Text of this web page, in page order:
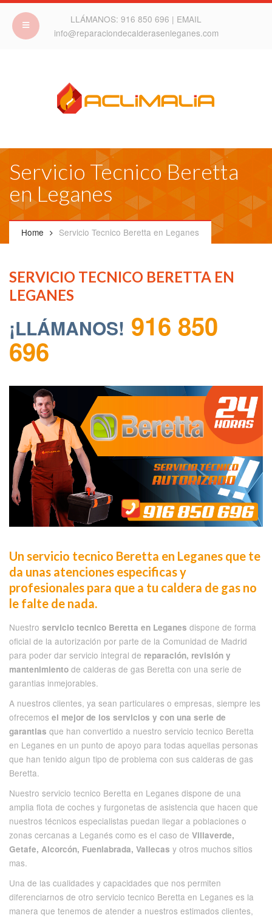
LLÁMANOS: 916 850 696 | EMAIL
info@reparaciondecalderasenleganes.com
Servicio Tecnico Beretta
en Leganes
Home Servicio Tecnico Beretta en Leganes
SERVICIO TECNICO BERETTA EN
LEGANES
¡LLÁMANOS! 916 850
696
Un servicio tecnico Beretta en Leganes que te
da unas atenciones especificas y
profesionales para que a tu caldera de gas no
le falte de nada.
Nuestro servicio tecnico Beretta en Leganes dispone de forma
oficial de la autorización por parte de la Comunidad de Madrid
para poder dar servicio integral de reparación, revisión y
mantenimiento de calderas de gas Beretta con una serie de
garantias inmejorables.
A nuestros clientes, ya sean particulares o empresas, siempre les
ofrecemos el mejor de los servicios y con una serie de
garantias que han convertido a nuestro servicio tecnico Beretta
en Leganes en un punto de apoyo para todas aquellas personas
que han tenido algun tipo de problema con sus calderas de gas
Beretta.
Nuestro servicio tecnico Beretta en Leganes dispone de una
amplia flota de coches y furgonetas de asistencia que hacen que
nuestros técnicos especialistas puedan llegar a poblaciones o
zonas cercanas a Leganés como es el caso de Villaverde,
Getafe, Alcorcón, Fuenlabrada, Vallecas y otros muchos sitios
mas.
Una de las cualidades y capacidades que nos permiten
diferenciarnos de otro servicio tecnico Beretta en Leganes es la
manera que tenemos de atender a nuestros estimados clientes,